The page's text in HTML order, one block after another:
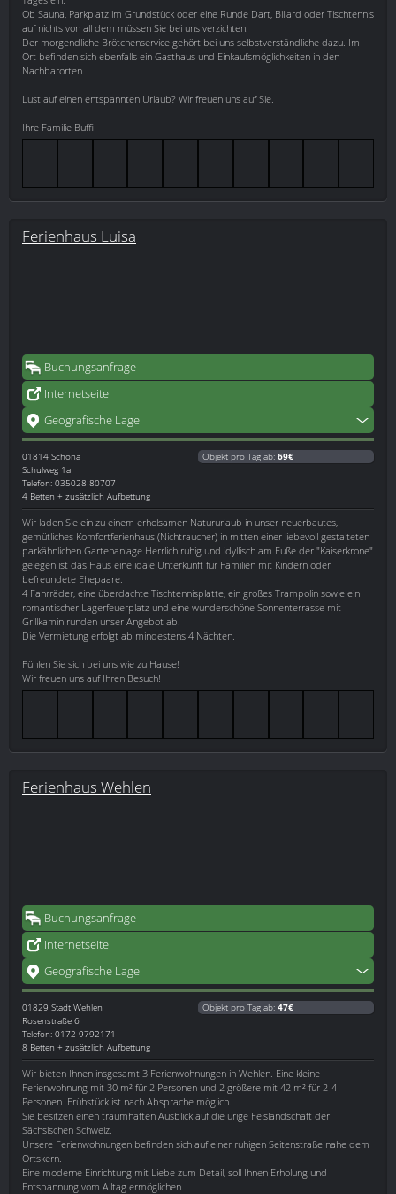
Ob Sauna, Parkplatz im Grundstück oder eine Runde Dart, Billard oder Tischtennis
auf nichts von all dem müssen Sie bei uns verzichten.
Der morgendliche Brötchenservice gehört bei uns selbstverständliche dazu. Im
Ort befinden sich ebenfalls ein Gasthaus und Einkaufsmöglichkeiten in den
Nachbarorten.
Lust auf einen entspannten Urlaub? Wir freuen uns auf Sie.
Ihre Familie Buffi
Ferienhaus Luisa
Buchungsanfrage
Internetseite
Geografische Lage
01814 Schöna
Schulweg 1a
Telefon: 035028 80707
4 Betten + zusätzlich Aufbettung
Objekt pro Tag ab: 69€
Wir laden Sie ein zu einem erholsamen Natururlaub in unser neuerbautes,
gemütliches Komfortferienhaus (Nichtraucher) in mitten einer liebevoll gestalteten
parkähnlichen Gartenanlage.Herrlich ruhig und idyllisch am Fuße der "Kaiserkrone"
gelegen ist das Haus eine idale Unterkunft für Familien mit Kindern oder
befreundete Ehepaare.
4 Fahrräder, eine überdachte Tischtennisplatte, ein großes Trampolin sowie ein
romantischer Lagerfeuerplatz und eine wunderschöne Sonnenterrasse mit
Grillkamin runden unser Angebot ab.
Die Vermietung erfolgt ab mindestens 4 Nächten.
Fühlen Sie sich bei uns wie zu Hause!
Wir freuen uns auf Ihren Besuch!
Ferienhaus Wehlen
Buchungsanfrage
Internetseite
Geografische Lage
01829 Stadt Wehlen
Rosenstraße 6
Telefon: 0172 9792171
8 Betten + zusätzlich Aufbettung
Objekt pro Tag ab: 47€
Wir bieten Ihnen insgesamt 3 Ferienwohnungen in Wehlen. Eine kleine
Ferienwohnung mit 30 m² für 2 Personen und 2 größere mit 42 m² für 2-4
Personen. Frühstück ist nach Absprache möglich.
Sie besitzen einen traumhaften Ausblick auf die urige Felslandschaft der
Sächsischen Schweiz.
Unsere Ferienwohnungen befinden sich auf einer ruhigen Seitenstraße nahe dem
Ortskern.
Eine moderne Einrichtung mit Liebe zum Detail, soll Ihnen Erholung und
Entspannung vom Alltag ermöglichen.